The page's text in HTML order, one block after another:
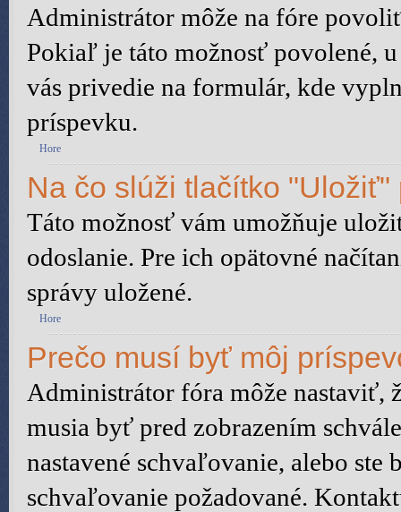
Administrátor môže na fóre
Pokiaľ je táto možnosť povolené,
vás privedie na formulár, kde
príspevku.
Hore
Na čo slúži tlačítko
Táto možnosť vám umožňuje
odoslanie. Pre ich opätovné
správy uložené.
Hore
Prečo musí byť môj
Administrátor fóra môže nastaviť,
musia byť pred zobrazením
nastavené schvaľovanie, alebo
schvaľovanie požadované.